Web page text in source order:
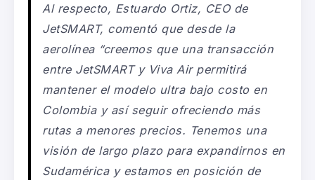
Al respecto, Estuardo Ortiz, CEO de
JetSMART, comentó que desde la
aerolínea “creemos que una transacción
entre JetSMART y Viva Air permitirá
mantener el modelo ultra bajo costo en
Colombia y así seguir ofreciendo más
rutas a menores precios. Tenemos una
visión de largo plazo para expandirnos en
Sudamérica y estamos en posición de